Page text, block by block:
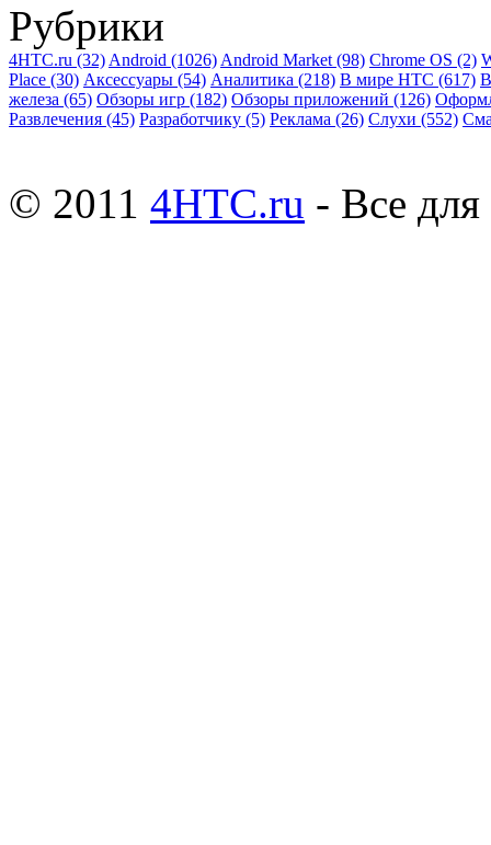
Рубрики
4HTC.ru (32) Android (1026) Android Market (98) Chrome OS (2)
Place (30) Аксессуары (54) Аналитика (218) В мире HTC (617)
железа (65) Обзоры игр (182) Обзоры приложений (126)
Развлечения (45) Разработчику (5) Реклама (26) Слухи (552)
© 2011 4HTC.ru - Все